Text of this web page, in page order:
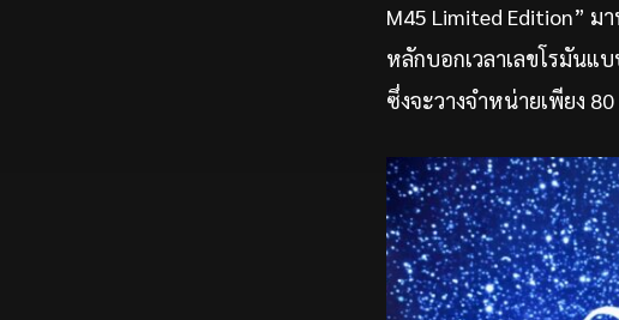
M45 Limited Edition” ม
หลักบอกเวลาเลขโรมันแ
ซึ่งจะวางจำหน่ายเพียง